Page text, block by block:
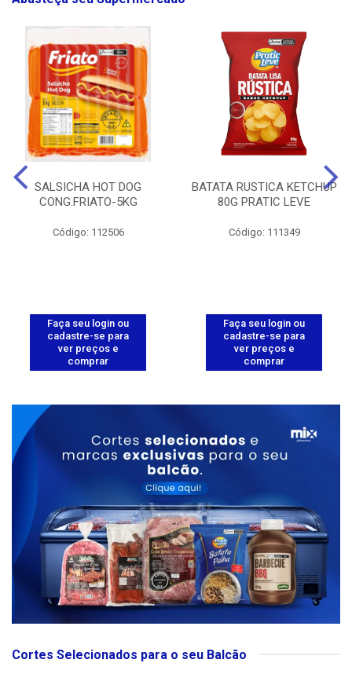
SALSICHA HOT DOG
CONG.FRIATO-5KG
Código: 112506
Faça seu login ou
cadastre-se para
ver preços e
comprar
BATATA RUSTICA KETCHUP
80G PRATIC LEVE
Código: 111349
Faça seu login ou
cadastre-se para
ver preços e
comprar
Cortes Selecionados para o seu Balcão